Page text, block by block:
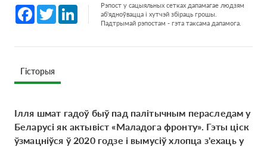
Facebook
Twitter LinkedInРэпост у сацыяльных сетках дапамагае людзям
аб'ядноўвацца і хутчэй збіраць грошы.
Падтрымай рэпостам - гэта таксама дапамога.
Гісторыя
Ілля шмат гадоў быў пад палітычным пераследам у
Беларусі як актывіст «Маладога фронту». Гэты ціск
ўзмацніўся ў 2020 годзе і вымусіў хлопца з'ехаць у